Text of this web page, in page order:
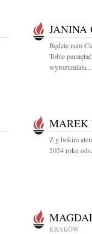
JANINA
Będzie nam
Tobie
wyrozumiała...
MAREK
Z g bokim
2024 roku
KRAKÓW